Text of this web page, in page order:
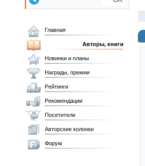
Главная
Авторы, книги
Новинки и планы
Награды, премии
Рейтинги
Рекомендации
Посетители
Авторские колонки
Форум